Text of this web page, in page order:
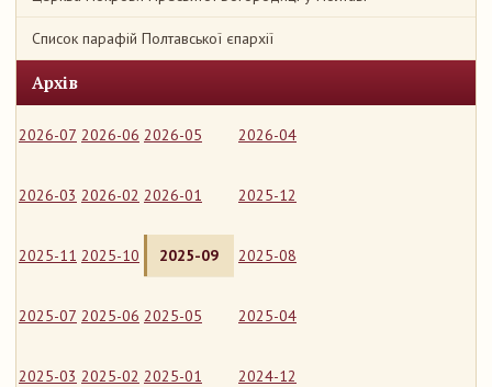
Список парафій Полтавської єпархії
Архів
2026-07 2026-06 2026-05 2026-04
2026-03 2026-02 2026-01 2025-12
2025-11 2025-10 2025-09 2025-08
2025-07 2025-06 2025-05 2025-04
2025-03 2025-02 2025-01 2024-12